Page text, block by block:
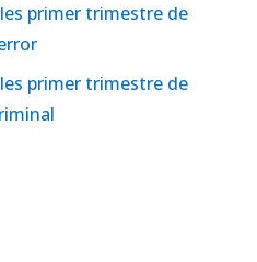
primer trimestre de
primer trimestre de